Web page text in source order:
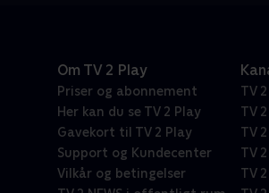
Om TV 2 Play
Priser og abonnement
Her kan du se TV 2 Play
Gavekort til TV 2 Play
Support og Kundecenter
Vilkår og betingelser
TV 2
TV
TV
TV
TV